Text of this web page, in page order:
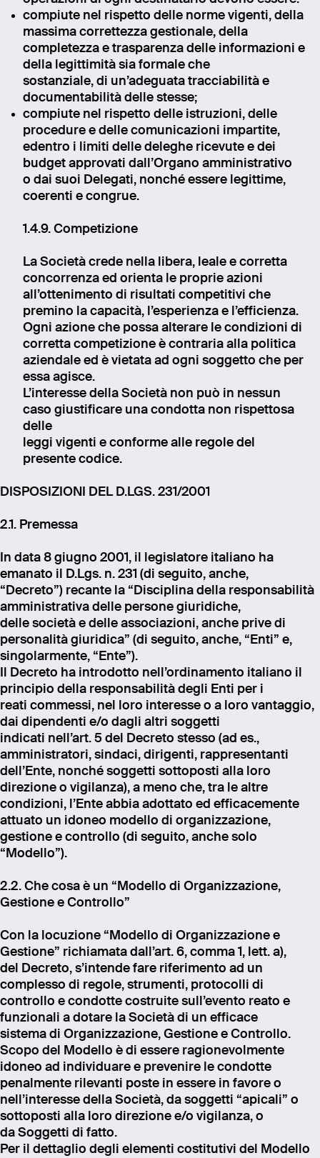
compiute nel rispetto delle norme vigenti, della
massima correttezza gestionale, della
completezza e trasparenza delle informazioni e
della legittimità sia formale che
sostanziale, di un’adeguata tracciabilità e
documentabilità delle stesse;
compiute nel rispetto delle istruzioni, delle
procedure e delle comunicazioni impartite,
edentro i limiti delle deleghe ricevute e dei
budget approvati dall’Organo amministrativo
o dai suoi Delegati, nonché essere legittime,
coerenti e congrue.
1.4.9. Competizione
La Società crede nella libera, leale e corretta
concorrenza ed orienta le proprie azioni
all’ottenimento di risultati competitivi che
premino la capacità, l’esperienza e l’efficienza.
Ogni azione che possa alterare le condizioni di
corretta competizione è contraria alla politica
aziendale ed è vietata ad ogni soggetto che per
essa agisce.
L’interesse della Società non può in nessun
caso giustificare una condotta non rispettosa
delle
leggi vigenti e conforme alle regole del
presente codice.
DISPOSIZIONI DEL D.LGS. 231/2001
2.1. Premessa
In data 8 giugno 2001, il legislatore italiano ha
emanato il D.Lgs. n. 231 (di seguito, anche,
“Decreto”) recante la “Disciplina della responsabilità
amministrativa delle persone giuridiche,
delle società e delle associazioni, anche prive di
personalità giuridica” (di seguito, anche, “Enti” e,
singolarmente, “Ente”).
Il Decreto ha introdotto nell’ordinamento italiano il
principio della responsabilità degli Enti per i
reati commessi, nel loro interesse o a loro vantaggio,
dai dipendenti e/o dagli altri soggetti
indicati nell’art. 5 del Decreto stesso (ad es.,
amministratori, sindaci, dirigenti, rappresentanti
dell’Ente, nonché soggetti sottoposti alla loro
direzione o vigilanza), a meno che, tra le altre
condizioni, l’Ente abbia adottato ed efficacemente
attuato un idoneo modello di organizzazione,
gestione e controllo (di seguito, anche solo
“Modello”).
2.2. Che cosa è un “Modello di Organizzazione,
Gestione e Controllo”
Con la locuzione “Modello di Organizzazione e
Gestione” richiamata dall’art. 6, comma 1, lett. a),
del Decreto, s’intende fare riferimento ad un
complesso di regole, strumenti, protocolli di
controllo e condotte costruite sull’evento reato e
funzionali a dotare la Società di un efficace
sistema di Organizzazione, Gestione e Controllo.
Scopo del Modello è di essere ragionevolmente
idoneo ad individuare e prevenire le condotte
penalmente rilevanti poste in essere in favore o
nell’interesse della Società, da soggetti “apicali” o
sottoposti alla loro direzione e/o vigilanza, o
da Soggetti di fatto.
Per il dettaglio degli elementi costitutivi del Modello
Message
Send